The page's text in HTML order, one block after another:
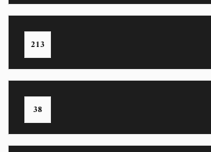
213
38